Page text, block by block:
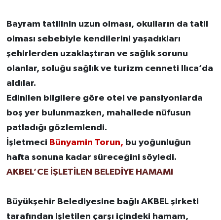
Bayram tatilinin uzun olması, okulların da tatil
olması sebebiyle kendilerini yaşadıkları
şehirlerden uzaklaştıran ve sağlık sorunu
olanlar, soluğu sağlık ve turizm cenneti Ilıca’da
aldılar.
Edinilen bilgilere göre otel ve pansiyonlarda
boş yer bulunmazken, mahallede nüfusun
patladığı gözlemlendi.
İşletmeci Bünyamin Torun, bu yoğunluğun
hafta sonuna kadar süreceğini söyledi.
AKBEL’CE İŞLETİLEN BELEDİYE HAMAMI
Büyükşehir Belediyesine bağlı AKBEL şirketi
tarafından işletilen çarşı içindeki hamam,